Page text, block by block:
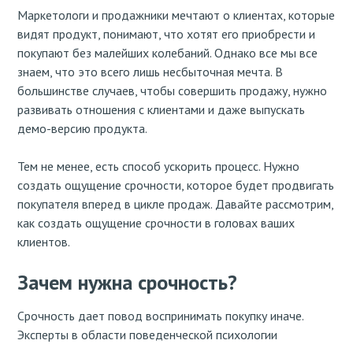
Маркетологи и продажники мечтают о клиентах, которые
видят продукт, понимают, что хотят его приобрести и
покупают без малейших колебаний. Однако все мы все
знаем, что это всего лишь несбыточная мечта. В
большинстве случаев, чтобы совершить продажу, нужно
развивать отношения с клиентами и даже выпускать
демо-версию продукта.
Тем не менее, есть способ ускорить процесс. Нужно
создать ощущение срочности, которое будет продвигать
покупателя вперед в цикле продаж. Давайте рассмотрим,
как создать ощущение срочности в головах ваших
клиентов.
Зачем нужна срочность?
Срочность дает повод воспринимать покупку иначе.
Эксперты в области поведенческой психологии